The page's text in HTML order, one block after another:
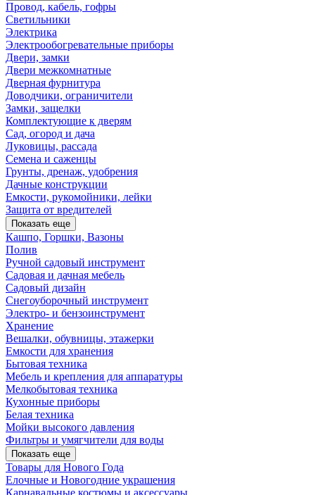
Провод, кабель, гофры
Светильники
Электрика
Электрообогревательные приборы
Двери, замки
Двери межкомнатные
Дверная фурнитура
Доводчики, ограничители
Замки, защелки
Комплектующие к дверям
Сад, огород и дача
Луковицы, рассада
Семена и саженцы
Грунты, дренаж, удобрения
Дачные конструкции
Емкости, рукомойники, лейки
Защита от вредителей
Показать еще
Кашпо, Горшки, Вазоны
Полив
Ручной садовый инструмент
Садовая и дачная мебель
Садовый дизайн
Снегоуборочный инструмент
Электро- и бензоинструмент
Хранение
Вешалки, обувницы, этажерки
Емкости для хранения
Бытовая техника
Мебель и крепления для аппаратуры
Мелкобытовая техника
Кухонные приборы
Белая техника
Мойки высокого давления
Фильтры и умягчители для воды
Показать еще
Товары для Нового Года
Елочные и Новогодние украшения
Карнавальные костюмы и аксессуары